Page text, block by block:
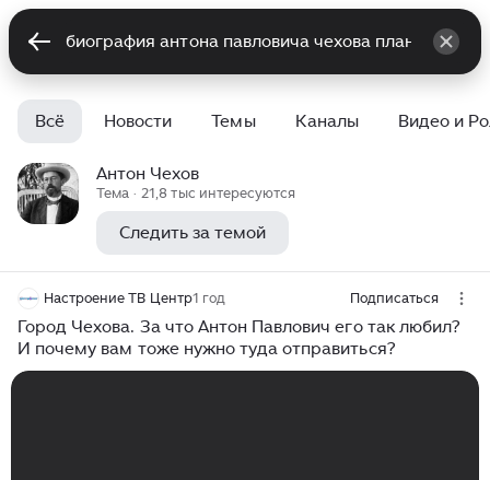
Всё Новости Темы Каналы Видео и
Антон Чехов
Тема · 21,8 тыс интересуются
Следить за темой
Настроение ТВ Центр1 год Подписаться
Город Чехова. За что Антон Павлович его так любил?
И почему вам тоже нужно туда отправиться?